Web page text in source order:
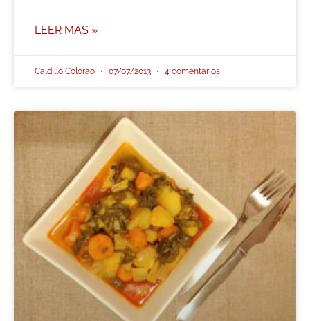
LEER MÁS »
Caldillo Colorao 07/07/2013 4 comentarios